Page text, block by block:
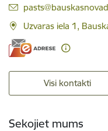
E-pasts:
Uzvaras iela 1,
Visi kontakti
Sekojiet mums